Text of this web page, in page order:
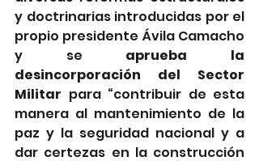
y doctrinarias introducidas por el
propio presidente Ávila Camacho
y se aprueba la
desincorporación del Sector
Militar para “contribuir de esta
manera al mantenimiento de la
paz y la seguridad nacional y a
dar certezas en la construcción